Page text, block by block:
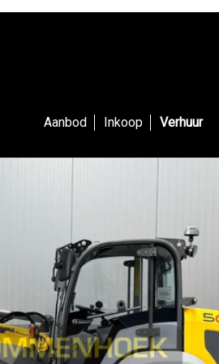
Aanbod Inkoop Verhuur